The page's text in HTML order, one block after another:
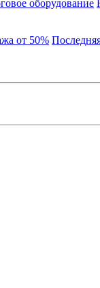
оборудование
от 50%